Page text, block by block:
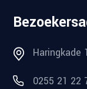
Haringkade
0255 21 22